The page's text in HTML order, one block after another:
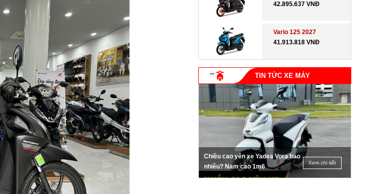
42.895.637 VNĐ
Vario 125 2027
41.913.818 VNĐ
TIN TỨC XE MÁY
Chiều cao yên xe Yadea Vora bao
nhiêu? Nam cao 1m6
Xem chi tiết